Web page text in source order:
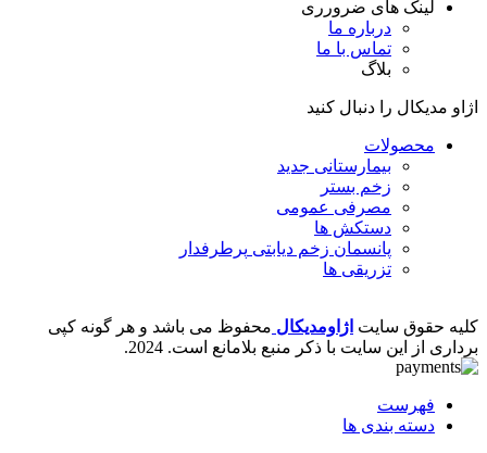
لینک های ضرورری
درباره ما
تماس با ما
بلاگ
اژاو مدیکال را دنبال کنید
محصولات
بیمارستانی جدید
زخم بستر
مصرفی عمومی
دستکش ها
پانسمان زخم دیابتی پرطرفدار
تزریقی ها
کلیه حقوق سایت اژاومدیکال محفوظ می باشد و هر گونه کپی
برداری از این سایت با ذکر منبع بلامانع است. 2024.
فهرست
دسته بندی ها